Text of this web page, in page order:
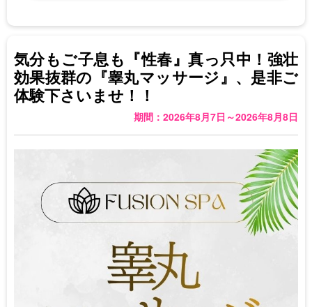
気分もご子息も『性春』真っ只中！強壮
効果抜群の『睾丸マッサージ』、是非ご
体験下さいませ！！
期間：2026年8月7日～2026年8月8日